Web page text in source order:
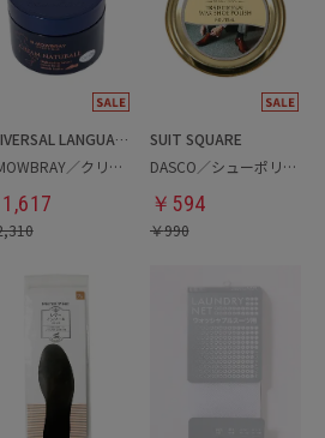
UNIVERSAL LANGUAGE
M.MOWBRAY／クリームナチュラーレ
1,617
SUIT SQUARE
DASCO／シューポリッシュ
￥ 594
￥990